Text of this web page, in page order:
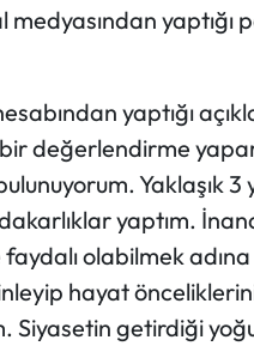
yaptığı
yaptığı
değerlendirme
Yaklaşık 3
yaptım.
olabilmek
hayat
Siyasetin getirdiği